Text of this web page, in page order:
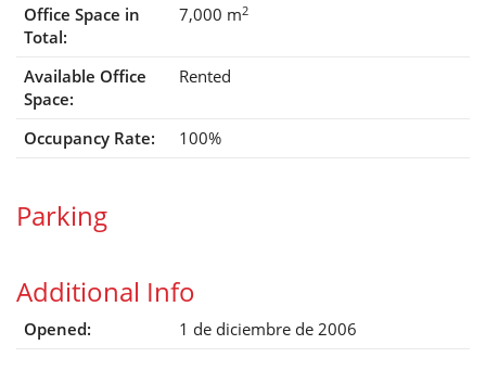
Office Space in
Total:
7,000 m2
Available Office
Space:
Rented
Occupancy Rate: 100%
Parking
Additional Info
Opened: 1 de diciembre de 2006